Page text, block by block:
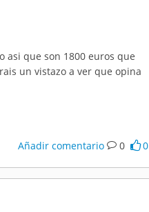
asi que son 1800 euros que
un vistazo a ver que opina
Añadir comentario 0 0